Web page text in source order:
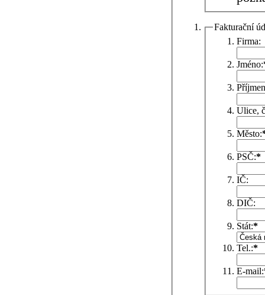
Fakturační
Firma:
Jméno:
Ulice,
Město:
PSČ:*
IČ:
DIČ:
Stát:*
Tel.:*
E-mail: